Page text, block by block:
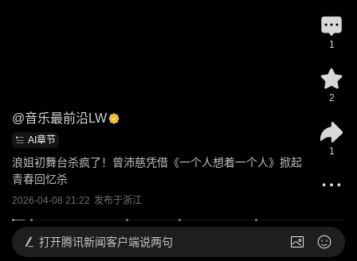
@音乐最前沿LW
AI章节
浪姐初舞台杀疯了！曾沛慈凭借《一个人想着一个人》掀起
青春回忆杀
2026-04-08 21:22 发布于浙江
1
2
1
打开腾讯新闻客户端说两句